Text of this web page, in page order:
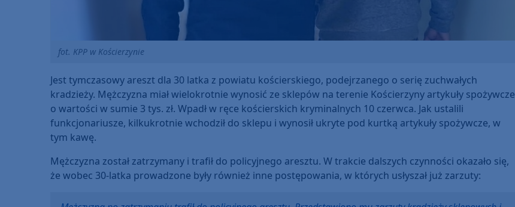
fot. KPP w Kościerzynie
Jest tymczasowy areszt dla 30 latka z powiatu kościerskiego, podejrzanego o serię zuchwałych
kradzieży. Mężczyzna miał wielokrotnie wynosić ze sklepów na terenie Kościerzyny artykuły spożywcze
o wartości w sumie 3 tys. zł. Wpadł w ręce kościerskich kryminalnych 10 czerwca. Jak ustalili
funkcjonariusze, kilkukrotnie wchodził do sklepu i wynosił ukryte pod kurtką artykuły spożywcze, w
tym kawę.
Mężczyzna został zatrzymany i trafił do policyjnego aresztu. W trakcie dalszych czynności okazało się,
że wobec 30-latka prowadzone były również inne postępowania, w których usłyszał już zarzuty: